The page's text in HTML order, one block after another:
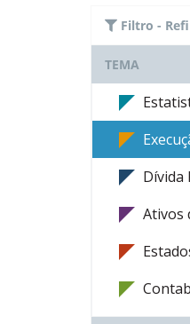
Filtro -
TEMA
Dívida
Ativos